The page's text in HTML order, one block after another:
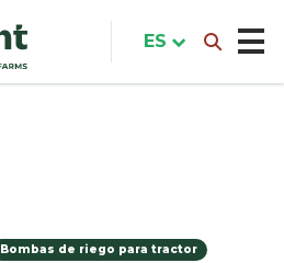
Bombas de riego para tractor
ES